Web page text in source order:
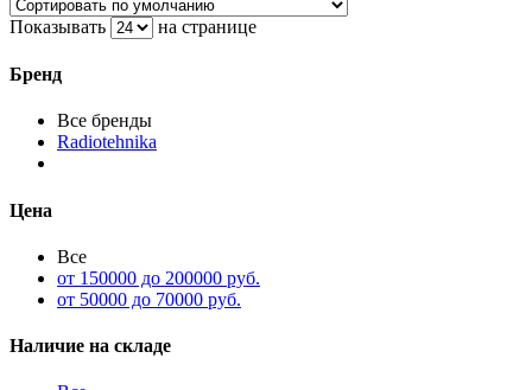
Показывать на странице
Бренд
Все бренды
Radiotehnika
Цена
Все
от 150000 до 200000 руб.
от 50000 до 70000 руб.
Наличие на складе